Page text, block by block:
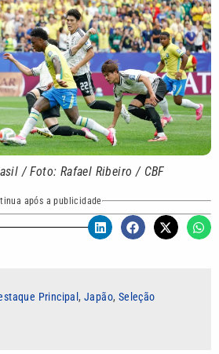
/ Foto: Rafael Ribeiro / CBF
após a publicidade
Principal,Japão, Seleção